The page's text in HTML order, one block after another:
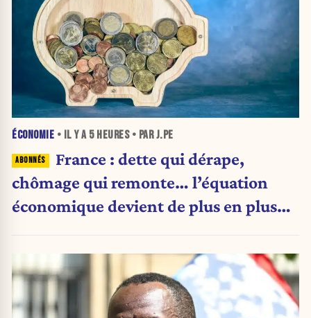
ÉCONOMIE • IL Y A 5 HEURES• PAR J.PE
France : dette qui dérape,
chômage qui remonte… l’équation
économique devient de plus en plus